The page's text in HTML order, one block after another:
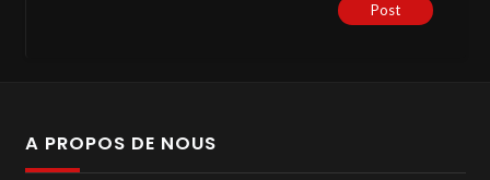
Post
A PROPOS DE NOUS